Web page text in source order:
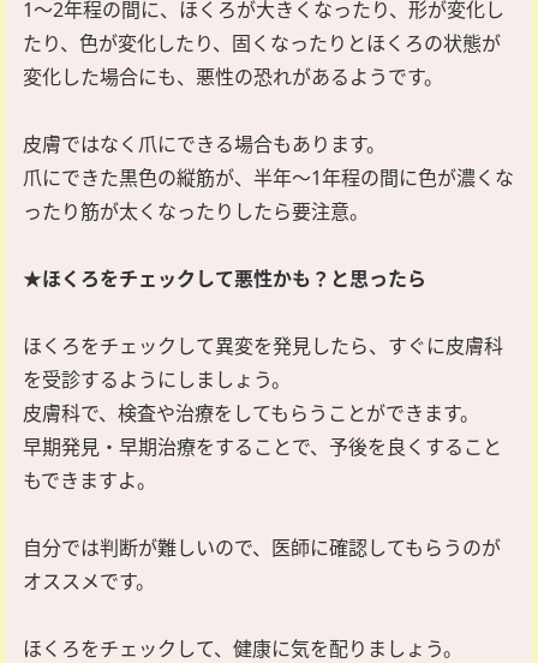
1～2年程の間に、ほくろが大きくなったり、形が変化し
たり、色が変化したり、固くなったりとほくろの状態が
変化した場合にも、悪性の恐れがあるようです。
皮膚ではなく爪にできる場合もあります。
爪にできた黒色の縦筋が、半年～1年程の間に色が濃くな
ったり筋が太くなったりしたら要注意。
★ほくろをチェックして悪性かも？と思ったら
ほくろをチェックして異変を発見したら、すぐに皮膚科
を受診するようにしましょう。
皮膚科で、検査や治療をしてもらうことができます。
早期発見・早期治療をすることで、予後を良くすること
もできますよ。
自分では判断が難しいので、医師に確認してもらうのが
オススメです。
ほくろをチェックして、健康に気を配りましょう。